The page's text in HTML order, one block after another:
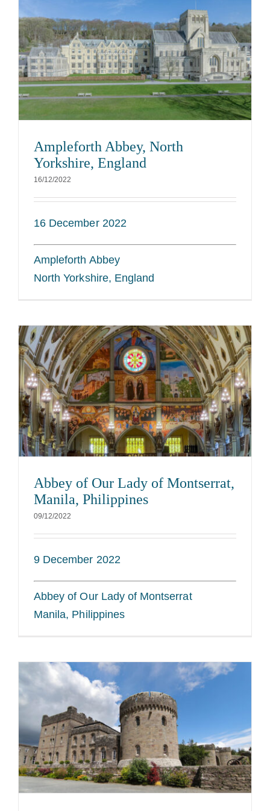
Ampleforth Abbey, North
Yorkshire, England
16/12/2022
16 December 2022
Ampleforth Abbey
North Yorkshire, England
Abbey of Our Lady of Montserrat,
Manila, Philippines
09/12/2022
9 December 2022
Abbey of Our Lady of Montserrat
Manila, Philippines